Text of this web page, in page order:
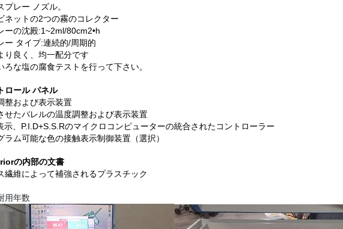
プレー ノズル。
ネットの2つの霧のコレクター
ーの沈殿:1~2ml/80cm2•h
ー タイプ:連続的/周期的
り良く、均一配分です
ろな塩の腐食テストを行って下さい。
ロール パネル
整および表示装置
せたバレルの温度調整および表示装置
示、P.I.D+S.S.Rのマイクロコンピューターの統合されたコントローラー
ラム可能な色の接触表示制御装置（選択）
の内部の文書
繊維によって補強されるプラスチック
用年数